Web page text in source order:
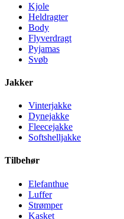
Kjole
Heldragter
Body
Flyverdragt
Pyjamas
Svøb
Jakker
Vinterjakke
Dynejakke
Fleecejakke
Softshelljakke
Tilbehør
Elefanthue
Luffer
Strømper
Kasket